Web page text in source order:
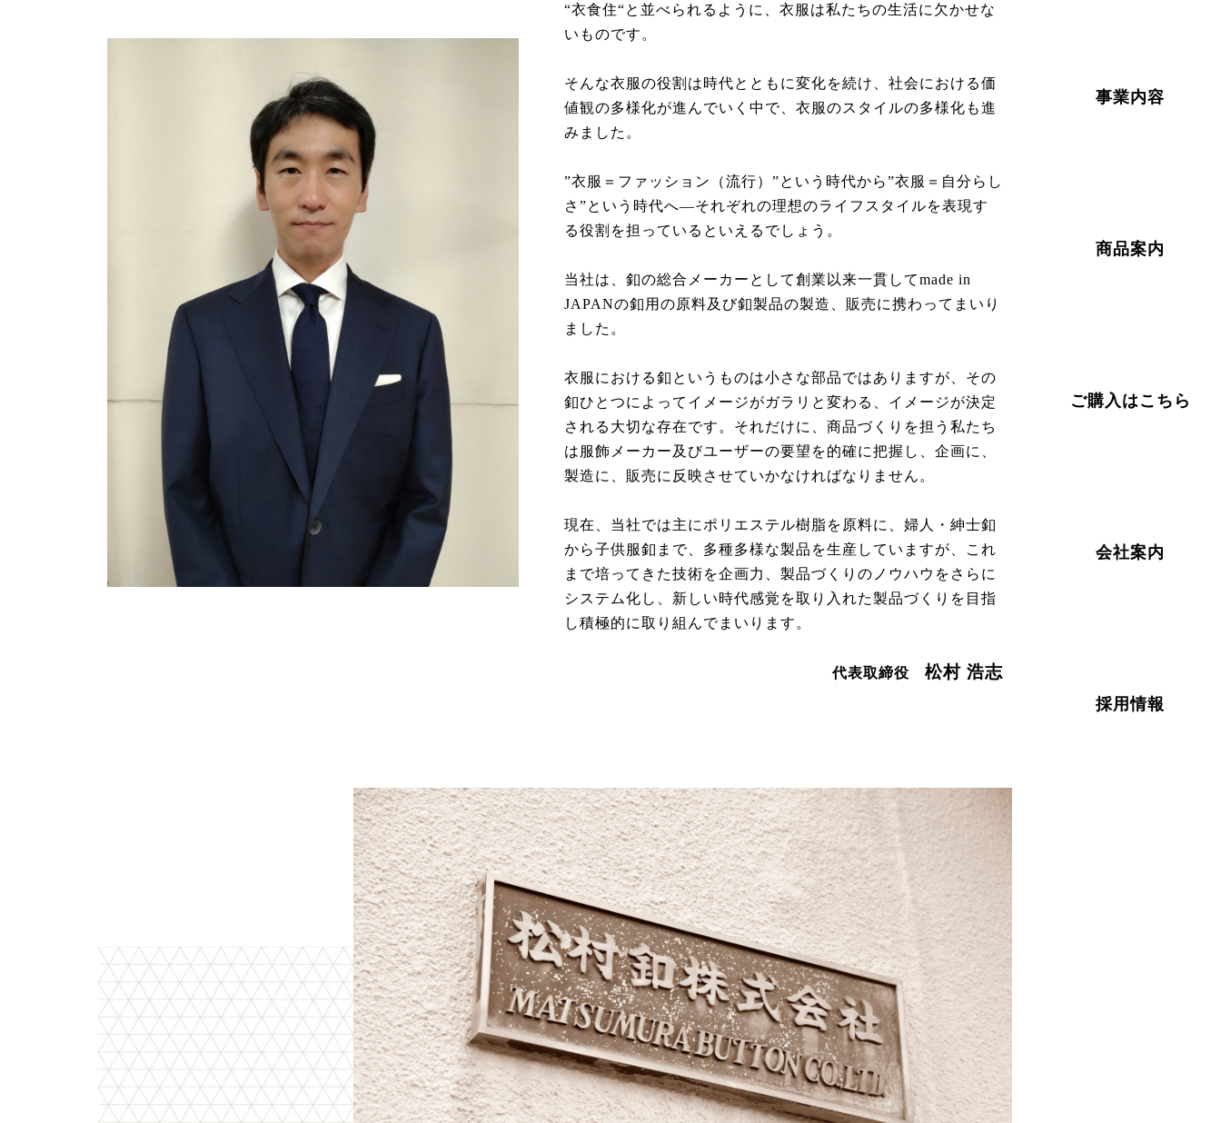
事業内容
商品案内
ご購入はこちら
会社案内
採用情報
“衣食住“と並べられるように、衣服は私たちの生活に欠かせな
いものです。
そんな衣服の役割は時代とともに変化を続け、社会における価
値観の多様化が進んでいく中で、衣服のスタイルの多様化も進
みました。
”衣服＝ファッション（流行）”という時代から”衣服＝自分らし
さ”という時代へ―それぞれの理想のライフスタイルを表現す
る役割を担っているといえるでしょう。
当社は、釦の総合メーカーとして創業以来一貫してmade in
JAPANの釦用の原料及び釦製品の製造、販売に携わってまいり
ました。
衣服における釦というものは小さな部品ではありますが、その
釦ひとつによってイメージがガラリと変わる、イメージが決定
される大切な存在です。それだけに、商品づくりを担う私たち
は服飾メーカー及びユーザーの要望を的確に把握し、企画に、
製造に、販売に反映させていかなければなりません。
現在、当社では主にポリエステル樹脂を原料に、婦人・紳士釦
から子供服釦まで、多種多様な製品を生産していますが、これ
まで培ってきた技術を企画力、製品づくりのノウハウをさらに
システム化し、新しい時代感覚を取り入れた製品づくりを目指
し積極的に取り組んでまいります。
代表取締役 松村 浩志